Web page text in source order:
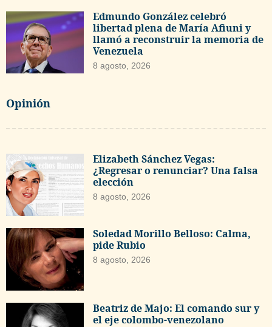
Edmundo González celebró
libertad plena de María Afiuni y
llamó a reconstruir la memoria de
Venezuela
8 agosto, 2026
Opinión
Elizabeth Sánchez Vegas:
¿Regresar o renunciar? Una falsa
elección
8 agosto, 2026
Soledad Morillo Belloso: Calma,
pide Rubio
8 agosto, 2026
Beatriz de Majo: El comando sur y
el eje colombo-venezolano